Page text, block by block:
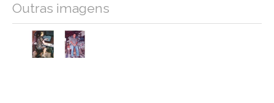
Outras imagens